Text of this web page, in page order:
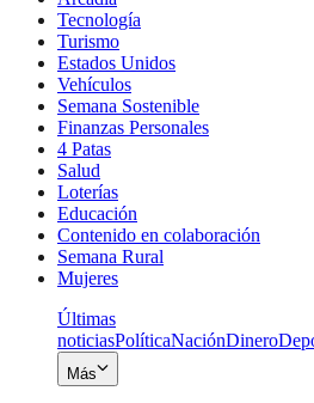
Tecnología
Turismo
Estados Unidos
Vehículos
Semana Sostenible
Finanzas Personales
4 Patas
Salud
Loterías
Educación
Contenido en colaboración
Semana Rural
Mujeres
Últimas
noticiasPolíticaNaciónDinero
Más